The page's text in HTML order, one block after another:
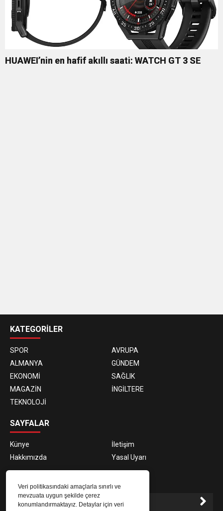
Veri politikasındaki amaçlarla sınırlı ve
mevzuata uygun şekilde çerez
konumlandırmaktayız. Detaylar için veri
HUAWEI’nin en hafif akıllı saati: WATCH GT 3 SE
siteleri
KATEGORİLER
SPOR
AVRUPA
ALMANYA
GÜNDEM
EKONOMİ
SAĞLIK
MAGAZİN
İNGİLTERE
TEKNOLOJİ
SAYFALAR
Künye
İletişim
Hakkımızda
Yasal Uyarı